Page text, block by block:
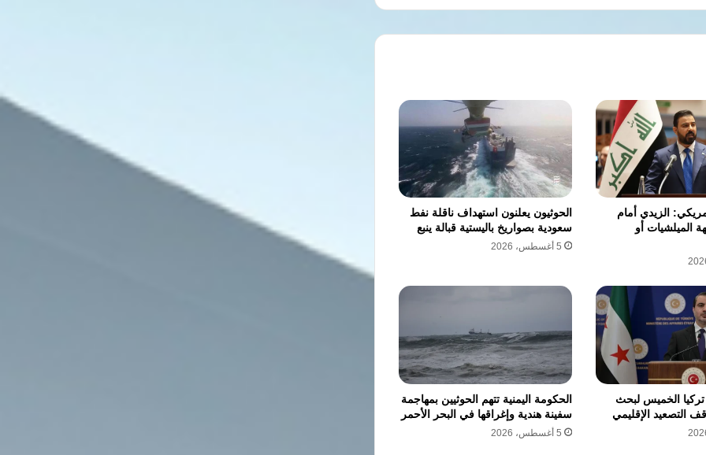
الزيدي أمام
الميلشيات أو
الحوثيون يعلنون استهداف ناقلة نفط
سعودية بصواريخ باليستية قبالة ينبع
5 أغسطس، 2026
تركيا الخميس لبحث
التصعيد الإقليمي
الحكومة اليمنية تتهم الحوثيين بمهاجمة
سفينة هندية وإغراقها في البحر الأحمر
5 أغسطس، 2026